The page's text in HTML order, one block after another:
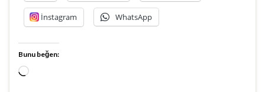
İnstagram WhatsApp
Bunu beğen:
Yükleniyor...